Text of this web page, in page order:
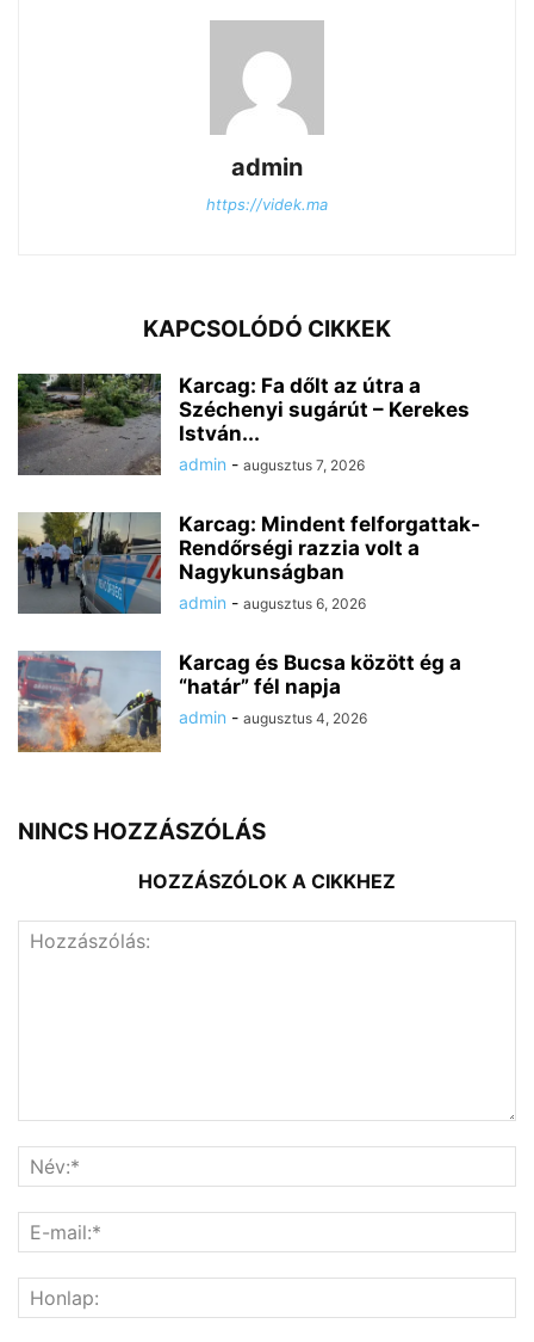
admin
https://videk.ma
KAPCSOLÓDÓ CIKKEK
Karcag: Fa dőlt az útra a
Széchenyi sugárút – Kerekes
István...
admin - augusztus 7, 2026
Karcag: Mindent felforgattak-
Rendőrségi razzia volt a
Nagykunságban
admin - augusztus 6, 2026
Karcag és Bucsa között ég a
“határ” fél napja
admin - augusztus 4, 2026
NINCS HOZZÁSZÓLÁS
HOZZÁSZÓLOK A CIKKHEZ